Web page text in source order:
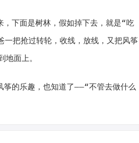
下面是树林，假如掉下去，就是“吃
把抢过转轮，收线，放线，又把风筝
面上。
的乐趣，也知道了——“不管去做什么